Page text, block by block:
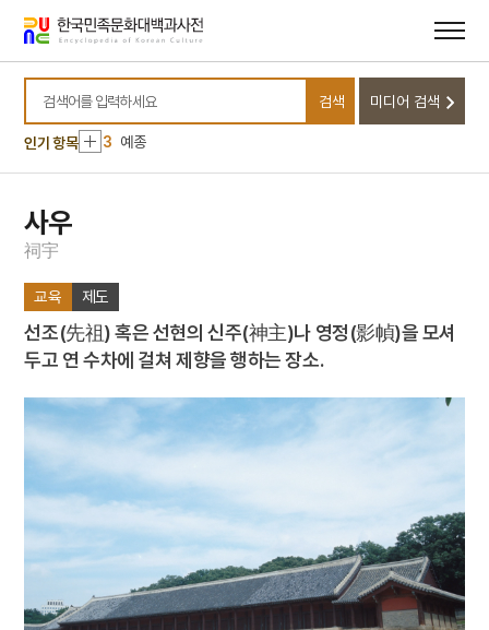
바로가기
바로가기
검색어를 입력하세요
검색 미디어 검색
인기 항목
10 세조
2 세월호 참사
4 응양군
8
9
10
세조
세월호 참사
예종
4 응양군
5 규곤시의방
8 대진대학교
사우
祠宇
교육 제도
선조(先祖) 혹은 선현의 신주(神主)나 영정(影幀)을 모셔
두고 연 수차에 걸쳐 제향을 행하는 장소.